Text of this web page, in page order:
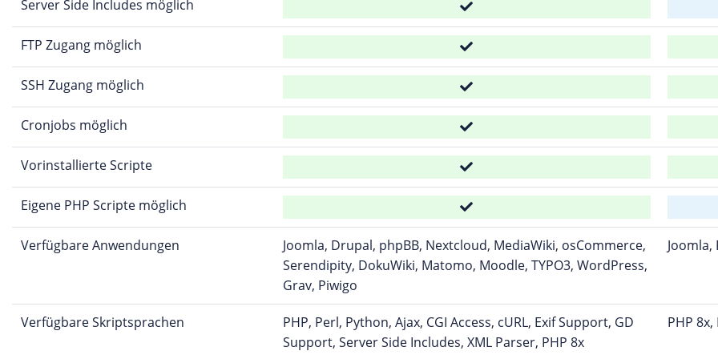
Server Side Includes möglich
FTP Zugang möglich
SSH Zugang möglich
Cronjobs möglich
Vorinstallierte Scripte
Eigene PHP Scripte möglich
Verfügbare Anwendungen
Joomla, Drupal, phpBB, Nextcloud, MediaWiki, osCommerce,
Serendipity, DokuWiki, Matomo, Moodle, TYPO3, WordPress,
Grav, Piwigo
Verfügbare Skriptsprachen
PHP, Perl, Python, Ajax, CGI Access, cURL, Exif Support, GD
Support, Server Side Includes, XML Parser, PHP 8x
PHP